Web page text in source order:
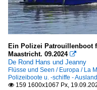
Ein Polizei Patrouillenboot
Maastricht. 09.2024 
De Rond Hans und Jeanny
Flüsse und Seen / Europa / La
Polizeiboote u. -schiffe -
 159 1600x1067 Px,